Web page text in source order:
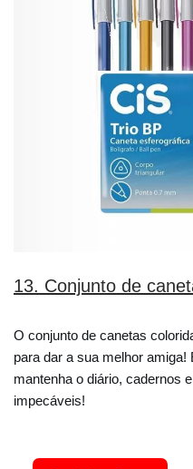
13. Conjunto de
O conjunto de canetas
para dar a sua melhor
mantenha o diário, cadernos
impecáveis!